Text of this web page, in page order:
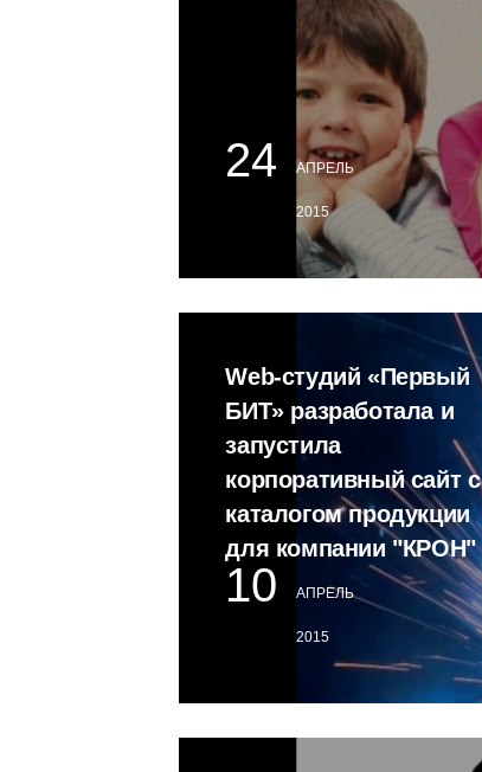
24 АПРЕЛЬ
2015
Web-студий «Первый
БИТ» разработала и
запустила
корпоративный сайт с
каталогом продукции
для компании "КРОН"
10 АПРЕЛЬ
2015
Заявка